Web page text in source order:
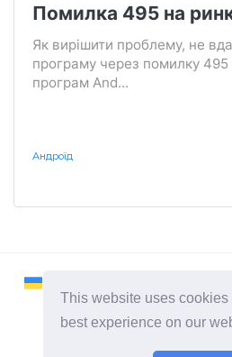
This website uses cookies
best experience on our
Помилка 495 на
Як вирішити проблему, не
програму через помилку
програм And...
Андроїд
2026 ©